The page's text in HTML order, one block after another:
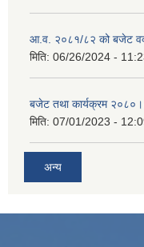
आ.व. २०८१/८२ को बजेट
मिति: 06/26/2024 -
बजेट तथा कार्यक्रम
मिति: 07/01/2023 -
अन्य